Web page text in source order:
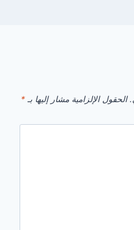
الحقول الإلزامية مشار إليها بـ *